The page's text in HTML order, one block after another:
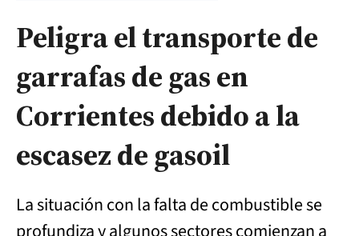
Peligra el transporte de
garrafas de gas en
Corrientes debido a la
escasez de gasoil
La situación con la falta de combustible se